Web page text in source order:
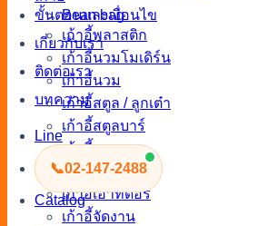
ขั้นตอนและเงื่อนไข
เกี่ยวกับเรา
ติดต่อเรา
บทความ
Line
📞02-147-2488
Catalog
Bean bag
เก้าอี้พลาสติก
เก้าอี้นวมโมเดิร์น
เก้าอี้นวม
เก้าอี้สตูล / ลูกเต๋า
เก้าอี้สตูลบาร์
เก้าอี้เจรจา
เก้าอี้จัดงานแต่ง
เก้าอี้เอาท์ดอร์
เก้าอี้จัดงาน